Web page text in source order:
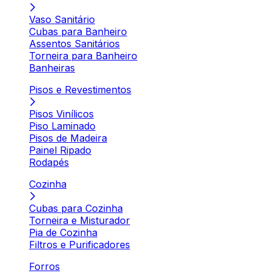
Vaso Sanitário
Cubas para Banheiro
Assentos Sanitários
Torneira para Banheiro
Banheiras
Pisos e Revestimentos
Pisos Vinílicos
Piso Laminado
Pisos de Madeira
Painel Ripado
Rodapés
Cozinha
Cubas para Cozinha
Torneira e Misturador
Pia de Cozinha
Filtros e Purificadores
Forros